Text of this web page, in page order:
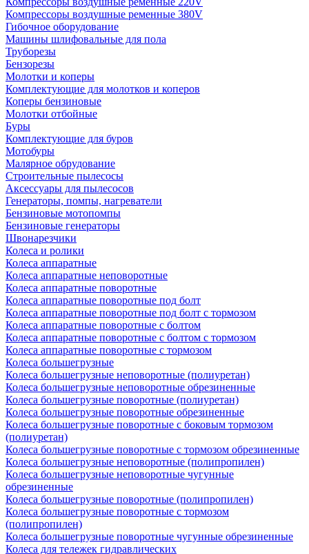
Компрессоры воздушные ременные 380V
Гибочное оборудование
Машины шлифовальные для пола
Труборезы
Бензорезы
Молотки и коперы
Комплектующие для молотков и коперов
Коперы бензиновые
Молотки отбойные
Буры
Комплектующие для буров
Мотобуры
Малярное обрудование
Строительные пылесосы
Аксессуары для пылесосов
Генераторы, помпы, нагреватели
Бензиновые мотопомпы
Бензиновые генераторы
Швонарезчики
Колеса и ролики
Колеса аппаратные
Колеса аппаратные неповоротные
Колеса аппаратные поворотные
Колеса аппаратные поворотные под болт
Колеса аппаратные поворотные под болт с тормозом
Колеса аппаратные поворотные с болтом
Колеса аппаратные поворотные с болтом с тормозом
Колеса аппаратные поворотные с тормозом
Колеса большегрузные
Колеса большегрузные неповоротные (полиуретан)
Колеса большегрузные неповоротные обрезиненные
Колеса большегрузные поворотные (полиуретан)
Колеса большегрузные поворотные обрезиненные
Колеса большегрузные поворотные с боковым тормозом
(полиуретан)
Колеса большегрузные поворотные с тормозом обрезиненные
Колеса большегрузные неповоротные (полипропилен)
Колеса большегрузные неповоротные чугунные
обрезиненные
Колеса большегрузные поворотные (полипропилен)
Колеса большегрузные поворотные с тормозом
(полипропилен)
Колеса большегрузные поворотные чугунные обрезиненные
Колеса для тележек гидравлических